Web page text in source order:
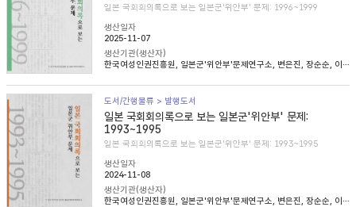
일본 국회회의록으로 보는 일본군'위안부' 문제: 1996~1999
생산일자
2025-11-07
생산기관(생산자)
한국여성인권진흥원, 일본군'위안부'문제연구소, 변은진, 장순순, 이태규, 심아정
도서/간행물류 > 발행도서
일본 국회회의록으로 보는 일본군'위안부' 문제:
1993~1995
일본 국회회의록으로 보는 일본군'위안부' 문제: 1993~1995
생산일자
2024-11-08
생산기관(생산자)
한국여성인권진흥원, 일본군'위안부'문제연구소, 변은진, 장순순, 이태준, 조경희